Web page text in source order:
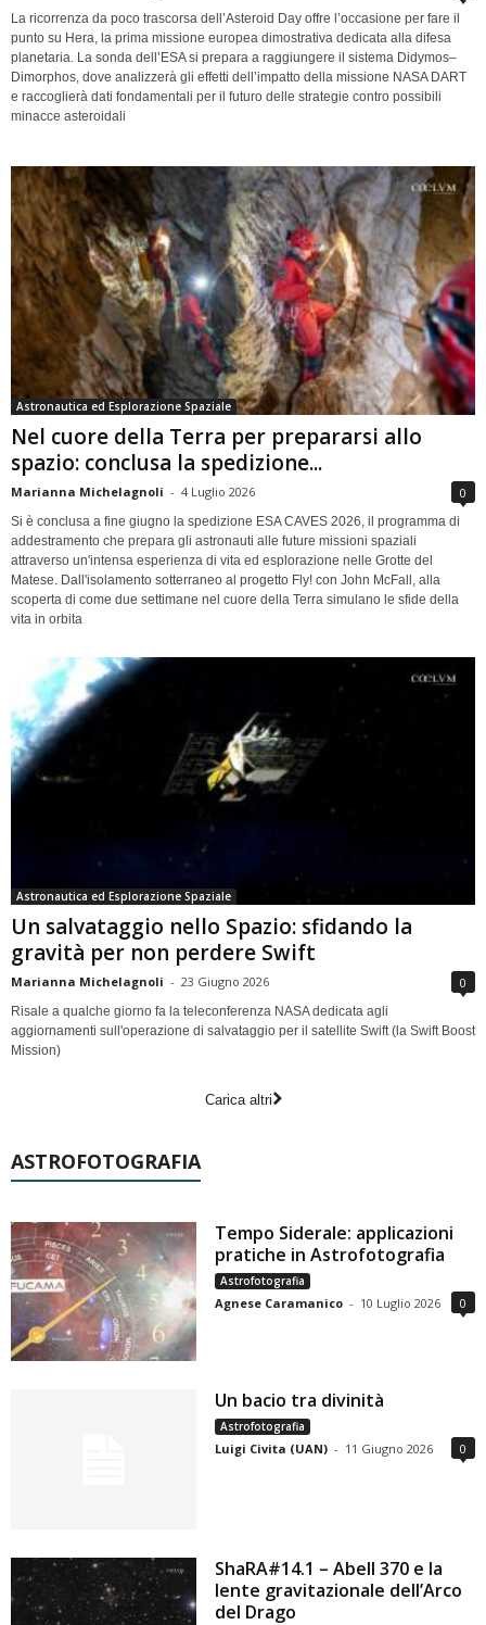
La ricorrenza da poco trascorsa dell’Asteroid Day offre l’occasione per fare il
punto su Hera, la prima missione europea dimostrativa dedicata alla difesa
planetaria. La sonda dell’ESA si prepara a raggiungere il sistema Didymos–
Dimorphos, dove analizzerà gli effetti dell’impatto della missione NASA DART
e raccoglierà dati fondamentali per il futuro delle strategie contro possibili
minacce asteroidali
Astronautica ed Esplorazione Spaziale
Nel cuore della Terra per prepararsi allo
spazio: conclusa la spedizione...
Marianna Michelagnoli - 4 Luglio 2026 0
Si è conclusa a fine giugno la spedizione ESA CAVES 2026, il programma di
addestramento che prepara gli astronauti alle future missioni spaziali
attraverso un'intensa esperienza di vita ed esplorazione nelle Grotte del
Matese. Dall'isolamento sotterraneo al progetto Fly! con John McFall, alla
scoperta di come due settimane nel cuore della Terra simulano le sfide della
vita in orbita
Astronautica ed Esplorazione Spaziale
Un salvataggio nello Spazio: sfidando la
gravità per non perdere Swift
Marianna Michelagnoli - 23 Giugno 2026 0
Risale a qualche giorno fa la teleconferenza NASA dedicata agli
aggiornamenti sull'operazione di salvataggio per il satellite Swift (la Swift Boost
Mission)
Carica altri
ASTROFOTOGRAFIA
Tempo Siderale: applicazioni
pratiche in Astrofotografia
Astrofotografia
Agnese Caramanico - 10 Luglio 2026 0
Un bacio tra divinità
Astrofotografia
Luigi Civita (UAN) - 11 Giugno 2026 0
ShaRA#14.1 – Abell 370 e la
lente gravitazionale dell’Arco
del Drago